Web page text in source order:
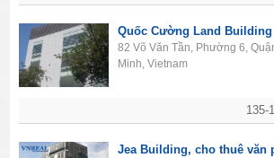
135-
Quốc Cường Land Building
82 Võ Văn Tần, Phường 6,
Minh, Vietnam
Jea Building, cho thuê văn